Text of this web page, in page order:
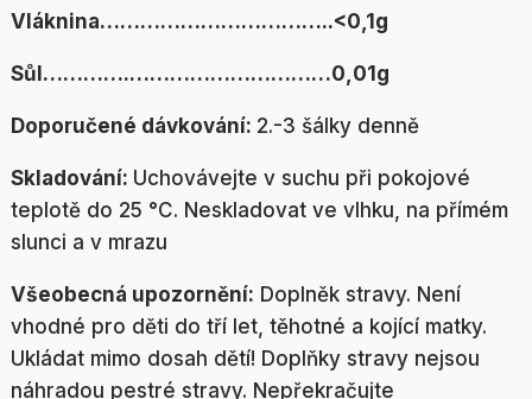
Vláknina……………………………..<0,1g
Sůl………….…………………………0,01g
Doporučené dávkování: 2.-3 šálky denně
Skladování: Uchovávejte v suchu při pokojové
teplotě do 25 °C. Neskladovat ve vlhku, na přímém
slunci a v mrazu
Všeobecná upozornění: Doplněk stravy. Není
vhodné pro děti do tří let, těhotné a kojící matky.
Ukládat mimo dosah dětí! Doplňky stravy nejsou
náhradou pestré stravy. Nepřekračujte